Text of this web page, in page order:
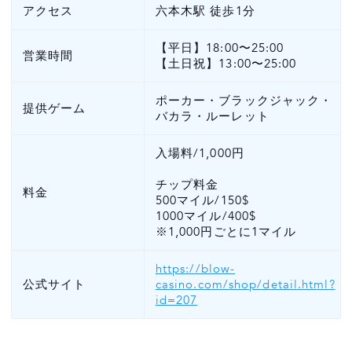
日本円・仮想通貨に対応、チップ購入もスム
VIP CASINO CLUB でお得に遊ぼう
アクセス 六本木駅 徒歩1分
営業時間
【平日】18:00〜25:00
【土日祝】13:00〜25:00
提供ゲーム
ポーカー・ブラックジャック・
バカラ・ルーレット
料金
入場料/1,000円
チップ料金
500マイル/150$
1000マイル/400$
※1,000円ごとに1マイル
公式サイト
https://blow-
casino.com/shop/detail.html?
id=207